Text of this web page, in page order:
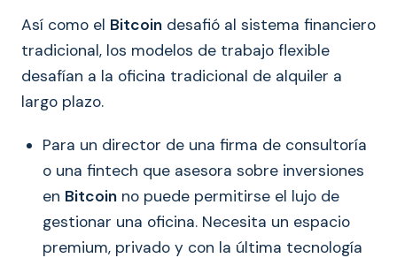
Así como el Bitcoin desafió al sistema financiero
tradicional, los modelos de trabajo flexible
desafían a la oficina tradicional de alquiler a
largo plazo.
Para un director de una firma de consultoría
o una fintech que asesora sobre inversiones
en Bitcoin no puede permitirse el lujo de
gestionar una oficina. Necesita un espacio
premium, privado y con la última tecnología